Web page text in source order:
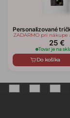
Personalizované
ZADARMO pri nákupe
tovaru zn. Nikon/
25 €
Tovar je na
Do košíka